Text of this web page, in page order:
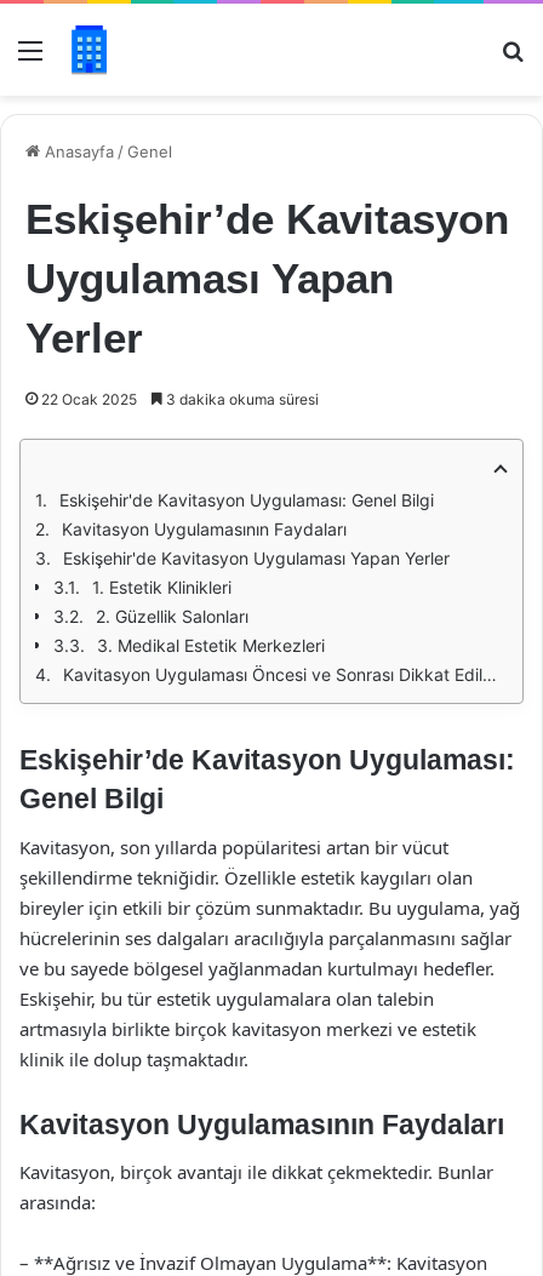
Menü
Anasayfa /Genel
Eskişehir’de Kavitasyon
Uygulaması Yapan
Yerler
22 Ocak 2025 3 dakika okuma süresi
Eskişehir'de Kavitasyon Uygulaması: Genel Bilgi
Kavitasyon Uygulamasının Faydaları
Eskişehir'de Kavitasyon Uygulaması Yapan Yerler
1. Estetik Klinikleri
2. Güzellik Salonları
3. Medikal Estetik Merkezleri
Kavitasyon Uygulaması Öncesi ve Sonrası Dikkat Edilmesi Gerekenler
Eskişehir’de Kavitasyon Uygulaması:
Genel Bilgi
Kavitasyon, son yıllarda popülaritesi artan bir vücut
şekillendirme tekniğidir. Özellikle estetik kaygıları olan
bireyler için etkili bir çözüm sunmaktadır. Bu uygulama, yağ
hücrelerinin ses dalgaları aracılığıyla parçalanmasını sağlar
ve bu sayede bölgesel yağlanmadan kurtulmayı hedefler.
Eskişehir, bu tür estetik uygulamalara olan talebin
artmasıyla birlikte birçok kavitasyon merkezi ve estetik
klinik ile dolup taşmaktadır.
Kavitasyon Uygulamasının Faydaları
Kavitasyon, birçok avantajı ile dikkat çekmektedir. Bunlar
arasında:
– **Ağrısız ve İnvazif Olmayan Uygulama**: Kavitasyon